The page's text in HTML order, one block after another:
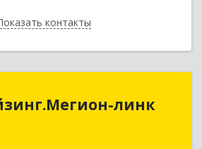
контакты
Назад
линк
линк